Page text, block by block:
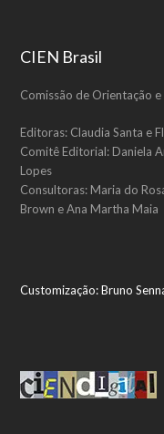
CIEN Brasil
Comissão de Orientação
Editoras: Claudia Santa e
Comitê Editorial: Daniela
Lopes
Consultoras: Maria do
Brown e Ana Martha Maia
Customização:Bruno